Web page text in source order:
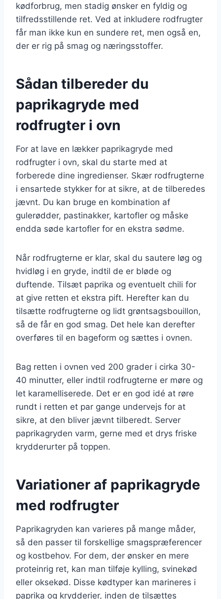
kødforbrug, men stadig ønsker en fyldig og
tilfredsstillende ret. Ved at inkludere rodfrugter
får man ikke kun en sundere ret, men også en,
der er rig på smag og næringsstoffer.
Sådan tilbereder du
paprikagryde med
rodfrugter i ovn
For at lave en lækker paprikagryde med
rodfrugter i ovn, skal du starte med at
forberede dine ingredienser. Skær rodfrugterne
i ensartede stykker for at sikre, at de tilberedes
jævnt. Du kan bruge en kombination af
gulerødder, pastinakker, kartofler og måske
endda søde kartofler for en ekstra sødme.
Når rodfrugterne er klar, skal du sautere løg og
hvidløg i en gryde, indtil de er bløde og
duftende. Tilsæt paprika og eventuelt chili for
at give retten et ekstra pift. Herefter kan du
tilsætte rodfrugterne og lidt grøntsagsbouillon,
så de får en god smag. Det hele kan derefter
overføres til en bageform og sættes i ovnen.
Bag retten i ovnen ved 200 grader i cirka 30-
40 minutter, eller indtil rodfrugterne er møre og
let karamelliserede. Det er en god idé at røre
rundt i retten et par gange undervejs for at
sikre, at den bliver jævnt tilberedt. Server
paprikagryden varm, gerne med et drys friske
krydderurter på toppen.
Variationer af paprikagryde
med rodfrugter
Paprikagryden kan varieres på mange måder,
så den passer til forskellige smagspræferencer
og kostbehov. For dem, der ønsker en mere
proteinrig ret, kan man tilføje kylling, svinekød
eller oksekød. Disse kødtyper kan marineres i
paprika og krydderier, inden de tilsættes